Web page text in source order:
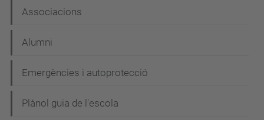
Associacions
Alumni
Emergències i autoprotecció
Plànol guia de l'escola